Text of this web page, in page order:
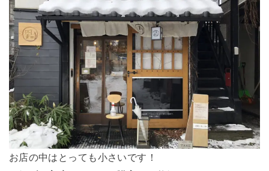
お店の中はとっても小さいです！